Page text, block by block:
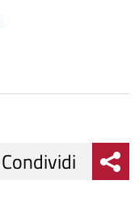
Condividi